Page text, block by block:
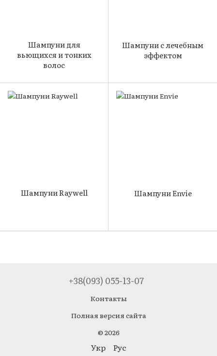
Шампуни для
вьющихся и тонких
волос
Шампуни с лечебным
эффектом
Шампуни Raywell Шампуни Envie
+38(093) 055-13-07
Контакты
Полная версия сайта
© 2026
Укр Рус